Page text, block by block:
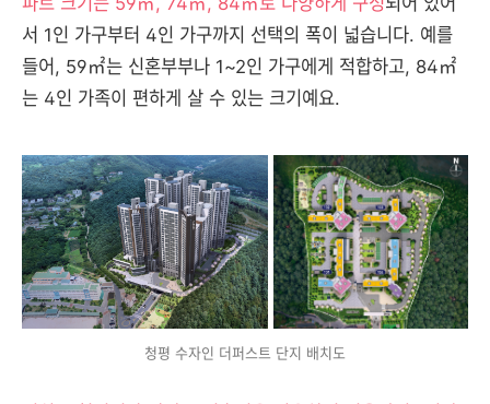
서 1인 가구부터 4인 가구까지 선택의 폭이 넓습니다. 예를
들어, 59㎡는 신혼부부나 1~2인 가구에게 적합하고, 84㎡
는 4인 가족이 편하게 살 수 있는 크기예요.
청평 수자인 더퍼스트 단지 배치도